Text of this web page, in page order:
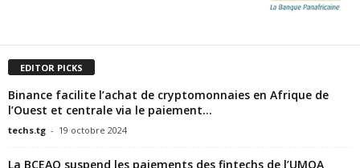
EDITOR PICKS
Binance facilite l’achat de cryptomonnaies en Afrique de
l’Ouest et centrale via le paiement...
techs.tg - 19 octobre 2024
La BCEAO suspend les paiements des fintechs de l’UMOA